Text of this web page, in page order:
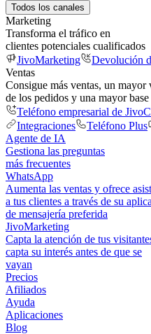
Todos los canales
Marketing
Transforma el tráfico en
clientes potenciales cualificados
JivoMarketing
Devolución
Ventas
Consigue más ventas, un mayor
de los pedidos y una mayor
Teléfono empresarial de
Integraciones
Teléfono Plus
Agente de IA
Gestiona las preguntas
más frecuentes
WhatsApp
Aumenta las ventas y ofrece
a tus clientes a través de su
de mensajería preferida
JivoMarketing
Capta la atención de tus
capta su interés antes de que se
vayan
Precios
Afiliados
Ayuda
Aplicaciones
Blog